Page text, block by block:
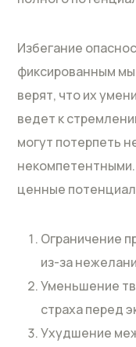
Избегание
фиксированным
верят, что их
ведет к
могут потерпеть
ценные
Ограничение
из-за
Уменьшение
страха перед
Ухудшение